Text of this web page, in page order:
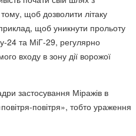
щоб дозволити літаку
щоб уникнути прольоту
24 та МіГ-29, регулярно
входу в зону дії ворожої
застосування Міражів в
повітря», тобто ураження